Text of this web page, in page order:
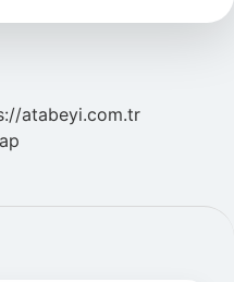
atabeyi.com.tr